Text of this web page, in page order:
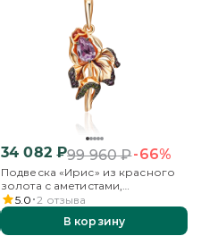
34 082₽99 960₽-66%
Подвеска «Ирис» из красного
золота с аметистами,
хромдиопсидами и эмалью
5.0 2 отзыва
В корзину